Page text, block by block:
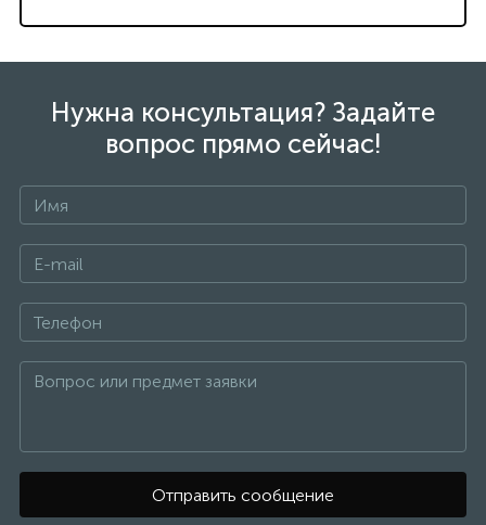
Нужна консультация? Задайте
вопрос прямо сейчас!
Отправить сообщение